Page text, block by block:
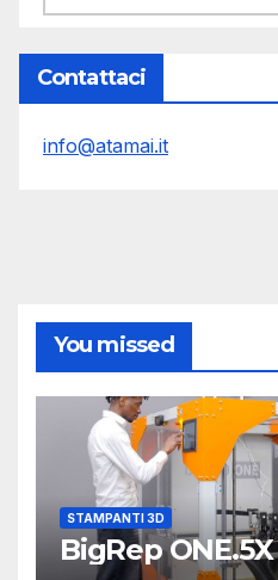
Contattaci
info@atamai.it
You missed
STAMPANTI 3D
BigRep ONE.5X